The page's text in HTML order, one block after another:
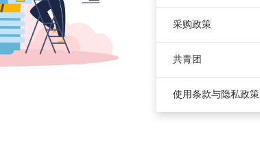
采购政策
共青团
使用条款与隐私政策